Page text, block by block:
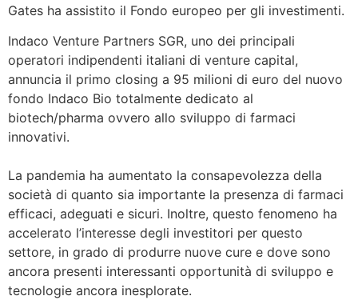
Gates ha assistito il Fondo europeo per gli investimenti.
Indaco Venture Partners SGR, uno dei principali
operatori indipendenti italiani di venture capital,
annuncia il primo closing a 95 milioni di euro del nuovo
fondo Indaco Bio totalmente dedicato al
biotech/pharma ovvero allo sviluppo di farmaci
innovativi.
La pandemia ha aumentato la consapevolezza della
società di quanto sia importante la presenza di farmaci
efficaci, adeguati e sicuri. Inoltre, questo fenomeno ha
accelerato l’interesse degli investitori per questo
settore, in grado di produrre nuove cure e dove sono
ancora presenti interessanti opportunità di sviluppo e
tecnologie ancora inesplorate.